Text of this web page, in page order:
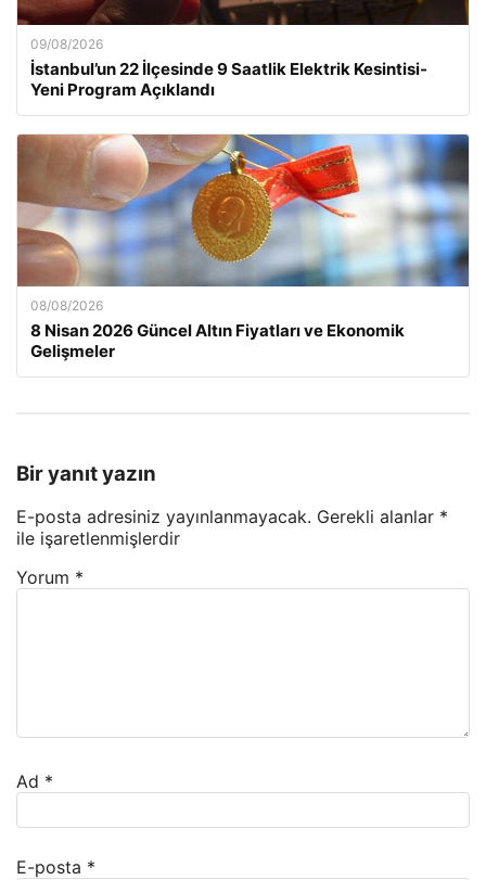
09/08/2026
İstanbul’un 22 İlçesinde 9 Saatlik Elektrik Kesintisi-
Yeni Program Açıklandı
08/08/2026
8 Nisan 2026 Güncel Altın Fiyatları ve Ekonomik
Gelişmeler
Bir yanıt yazın
E-posta adresiniz yayınlanmayacak. Gerekli alanlar *
ile işaretlenmişlerdir
Yorum *
Ad *
E-posta *